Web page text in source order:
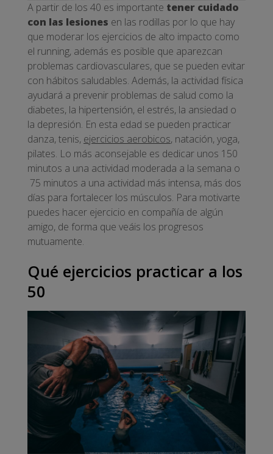
A partir de los 40 es importante tener cuidado
con las lesiones en las rodillas por lo que hay
que moderar los ejercicios de alto impacto como
el running, además es posible que aparezcan
problemas cardiovasculares, que se pueden evitar
con hábitos saludables. Además, la actividad física
ayudará a prevenir problemas de salud como la
diabetes, la hipertensión, el estrés, la ansiedad o
la depresión. En esta edad se pueden practicar
danza, tenis, ejercicios aerobicos, natación, yoga,
pilates. Lo más aconsejable es dedicar unos 150
minutos a una actividad moderada a la semana o
75 minutos a una actividad más intensa, más dos
días para fortalecer los músculos. Para motivarte
puedes hacer ejercicio en compañía de algún
amigo, de forma que veáis los progresos
mutuamente.
Qué ejercicios practicar a los
50